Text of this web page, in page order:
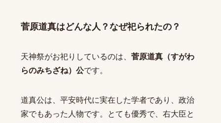
菅原道真はどんな人？なぜ祀られたの？
天神祭がお祀りしているのは、 菅原道真（すがわ
らのみちざね）公です。
道真公は、平安時代に実在した学者であり、政治
家でもあった人物です。とても優秀で、右大臣と